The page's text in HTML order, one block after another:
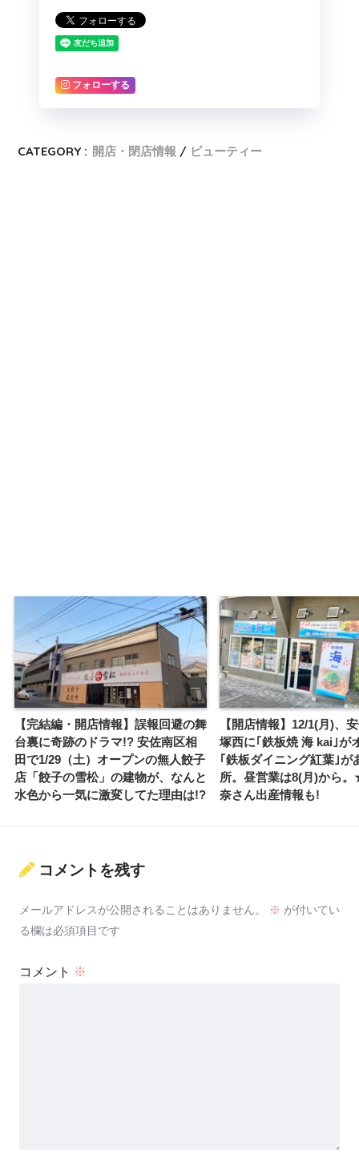
フォローする
CATEGORY : 開店・閉店情報 ビューティー
【完結編・開店情報】誤報回避の舞
台裏に奇跡のドラマ!? 安佐南区相
田で1/29（土）オープンの無人餃子
店「餃子の雪松」の建物が、なんと
水色から一気に激変してた理由は!?
【開店情報】12/1(月)、
塚西に｢鉄板焼 海 kai｣が
｢鉄板ダイニング紅葉｣が
所。昼営業は8(月)から
奈さん出産情報も!
コメントを残す
メールアドレスが公開されることはありません。 ※ が付いてい
る欄は必須項目です
コメント ※